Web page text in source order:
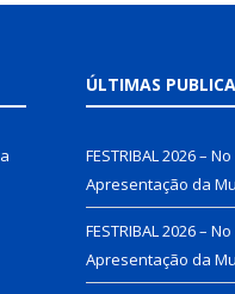
ÚLTIMAS
FESTRIBAL 2026 –
Apresentação da
FESTRIBAL 2026 –
Apresentação da